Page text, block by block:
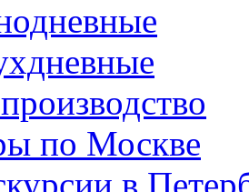
по Москве